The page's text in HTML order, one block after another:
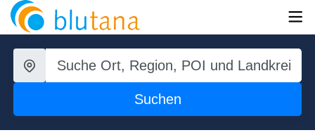
Suchen